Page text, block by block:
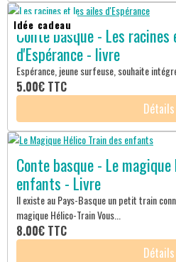
Idée cadeau
Conte basque - Les
d'Espérance - livre
Espérance, jeune surfeuse, souhaite
5.00€ TTC
Détails
Conte basque - Le
enfants - Livre
Il existe au Pays-Basque un petit train
magique Hélico-Train Vous...
8.00€ TTC
Détails